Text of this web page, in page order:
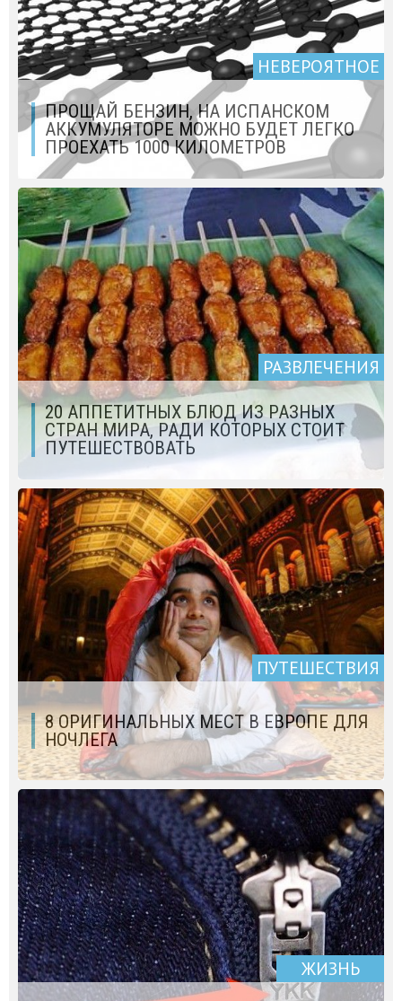
НЕВЕРОЯТНОЕ
ПРОЩАЙ БЕНЗИН, НА ИСПАНСКОМ
АККУМУЛЯТОРЕ МОЖНО БУДЕТ ЛЕГКО
ПРОЕХАТЬ 1000 КИЛОМЕТРОВ
РАЗВЛЕЧЕНИЯ
20 АППЕТИТНЫХ БЛЮД ИЗ РАЗНЫХ
СТРАН МИРА, РАДИ КОТОРЫХ СТОИТ
ПУТЕШЕСТВОВАТЬ
ПУТЕШЕСТВИЯ
8 ОРИГИНАЛЬНЫХ МЕСТ В ЕВРОПЕ ДЛЯ
НОЧЛЕГА
ЖИЗНЬ